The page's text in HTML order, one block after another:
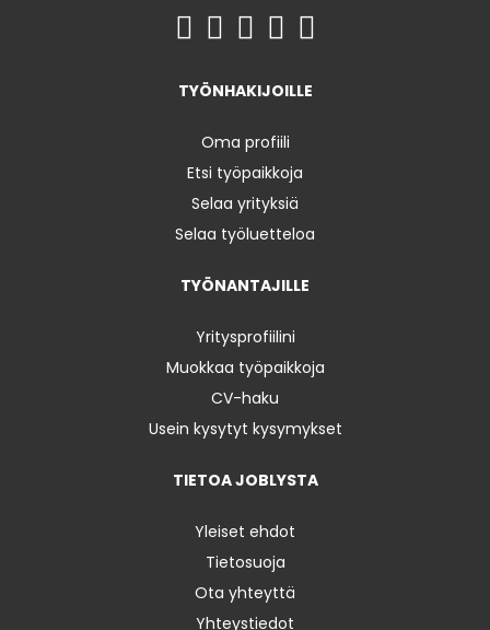
TYÖNHAKIJOILLE
Oma profiili
Etsi työpaikkoja
Selaa yrityksiä
Selaa työluetteloa
TYÖNANTAJILLE
Yritysprofiilini
Muokkaa työpaikkoja
CV-haku
Usein kysytyt kysymykset
TIETOA JOBLYSTA
Yleiset ehdot
Tietosuoja
Ota yhteyttä
Yhteystiedot